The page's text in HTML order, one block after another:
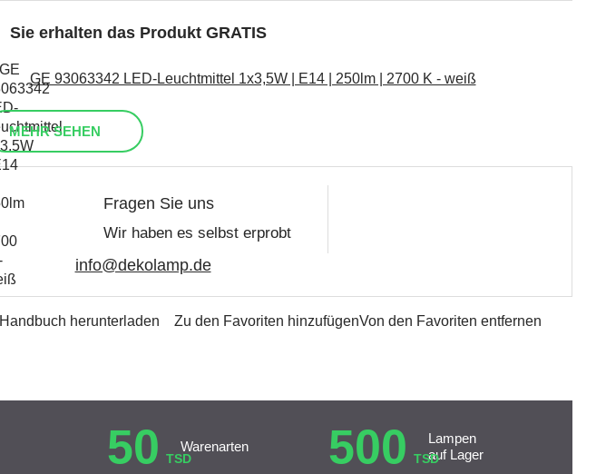
Sie erhalten das Produkt GRATIS
GE 93063342 LED-Leuchtmittel 1x3,5W | E14 | 250lm | 2700 K - weiß
MEHR SEHEN
Fragen Sie uns
Wir haben es selbst erprobt
info@dekolamp.de
Handbuch herunterladen Zu den Favoriten hinzufügenVon den Favoriten entfernen
50 TSD
Warenarten 500 TSD
Lampen
auf Lager